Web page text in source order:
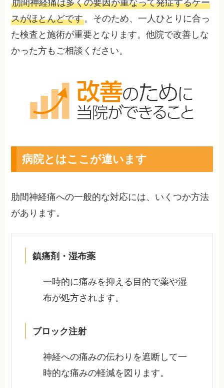
スがほとんどです。そのため、一人ひとりに合っ
た検査と施術が重要となります。他院で改善しな
かった方もご相談ください。
病院とはここが違います
肋間神経痛への一般的な対応には、いくつか方法
があります。
鎮痛剤・湿布薬
一時的に痛みを抑える目的で薬や湿
布が処方されます。
ブロック注射
神経への痛みの伝わりを遮断して一
時的な痛みの軽減を図ります。